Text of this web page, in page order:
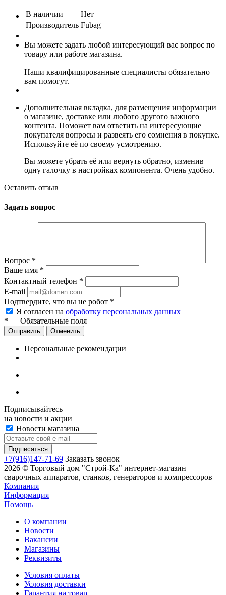
В наличии
Нет
Производитель Fubag
Вы можете задать любой интересующий вас вопрос по
товару или работе магазина.
Наши квалифицированные специалисты обязательно
вам помогут.
Дополнительная вкладка, для размещения информации
о магазине, доставке или любого другого важного
контента. Поможет вам ответить на интересующие
покупателя вопросы и развеять его сомнения в покупке.
Используйте её по своему усмотрению.
Вы можете убрать её или вернуть обратно, изменив
одну галочку в настройках компонента. Очень удобно.
Оставить отзыв
Задать вопрос
Вопрос *
Ваше имя *
Контактный телефон *
E-mail
Подтвердите, что вы не робот *
Я согласен на обработку персональных данных
* — Обязательные поля
Отменить
Персональные рекомендации
Подписывайтесь
на новости и акции
Новости магазина
+7(916)147-71-69 Заказать звонок
2026 © Торговый дом "Строй-Ка" интернет-магазин
сварочных аппаратов, станков, генераторов и компрессоров
Компания
Информация
Помощь
О компании
Новости
Вакансии
Магазины
Реквизиты
Условия оплаты
Условия доставки